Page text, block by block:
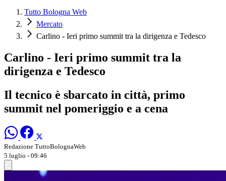
Tutto Bologna Web
Mercato
Carlino - Ieri primo summit tra la dirigenza e Tedesco
Carlino - Ieri primo summit tra la
dirigenza e Tedesco
Il tecnico è sbarcato in città, primo
summit nel pomeriggio e a cena
Redazione TuttoBolognaWeb
5 luglio - 09:46